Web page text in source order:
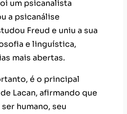
um psicanalista
a psicanálise
Freud e uniu a sua
e linguística,
mais abertas.
é o principal
Lacan, afirmando que
humano, seu